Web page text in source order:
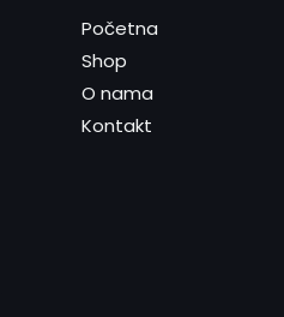
Početna
Shop
O nama
Kontakt